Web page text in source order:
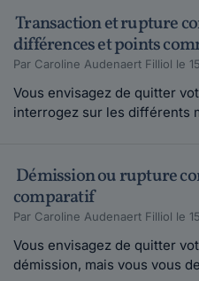
Bonjour, Mon patron
d'un commun accord
Bonjour,Conseiller
récemment un appel
Lire
Transaction et rupture
différences et points
Par Caroline Audenaert Filliol le
Vous envisagez de quitter
interrogez sur les différents
Démission ou rupture
comparatif
Par Caroline Audenaert Filliol le
Vous envisagez de quitter
démission, mais vous vous